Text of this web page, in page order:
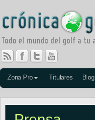
Zona Pro Titulares Blog